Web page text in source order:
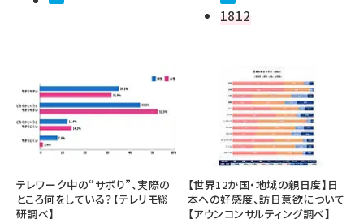
1812
テレワーク中の“サボり”、実際の
ところ何をしている？【テレリモ総
研調べ】
【世界12か国・地域の親日度】日
本への好感度、訪日意欲について
【アウンコンサルティング調べ】